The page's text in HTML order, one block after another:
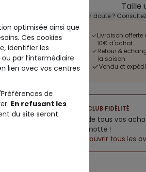
Taille
Un doute ?
Livraison
10€ d'achat
Retour &
la saison
Vendu et
CLUB FIDÉLITÉ
5% de tous vos
cagnotte !
Découvrir tous les
optimisée ainsi que
Ces cookies
identifier les
par l’intermédiaire
lien avec vos centres
de
En refusant les
du site seront